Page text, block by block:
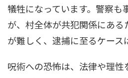
犠牲になっています。警察も
が、村全体が共犯関係にある
が難しく、逮捕に至るケース
呪術への恐怖は、法律や理性